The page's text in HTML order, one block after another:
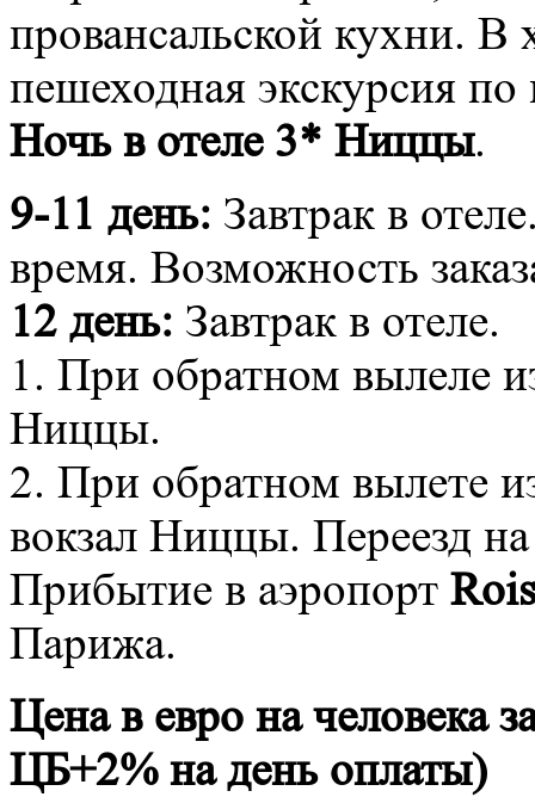
провансальской кухни. В
пешеходная экскурсия
Ночь в отеле 3* Ниццы.
9-11 день: Завтрак в
время. Возможность
12 день: Завтрак в отеле.
1. При обратном вылеле
Ниццы.
2. При обратном вылете
вокзал Ниццы. Переезд
Прибытие в аэропорт
Парижа.
Цена в евро на человека
ЦБ+2% на день оплаты)